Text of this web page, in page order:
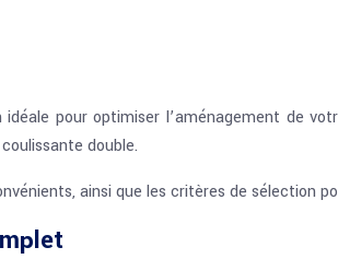
pour optimiser l’aménagement de
double.
ainsi que les critères de sélection